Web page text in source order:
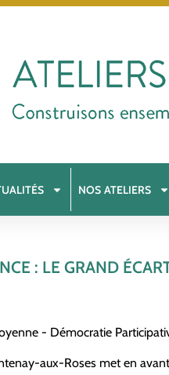
NOS ATELIERS
: LE GRAND
- Démocratie
aux-Roses met en